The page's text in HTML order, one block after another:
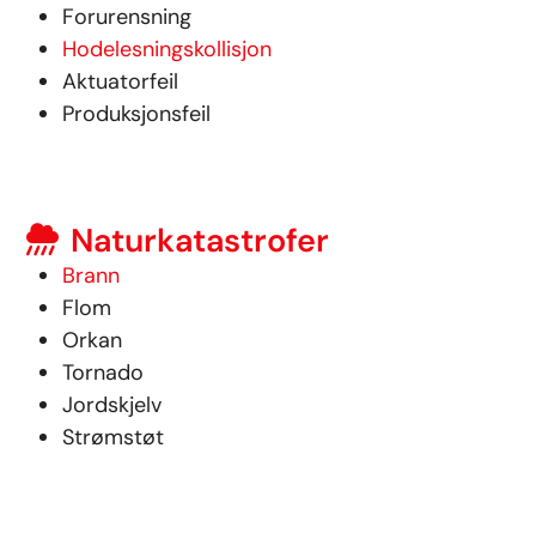
Forurensning
Hodelesningskollisjon
Aktuatorfeil
Produksjonsfeil
Naturkatastrofer
Brann
Flom
Orkan
Tornado
Jordskjelv
Strømstøt